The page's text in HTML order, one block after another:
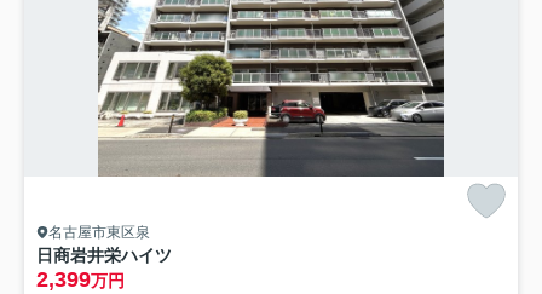
名古屋市東区泉
日商岩井栄ハイツ
2,399万円